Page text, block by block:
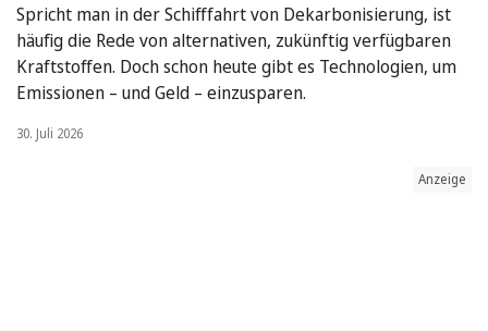
Spricht man in der Schifffahrt von Dekarbonisierung, ist
häufig die Rede von alternativen, zukünftig verfügbaren
Kraftstoffen. Doch schon heute gibt es Technologien, um
Emissionen – und Geld – einzusparen.
30. Juli 2026
Anzeige